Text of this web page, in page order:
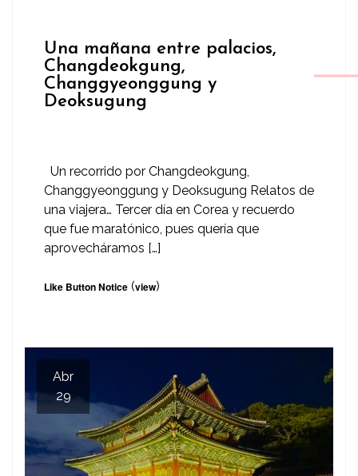
Una mañana entre palacios,
Changdeokgung,
Changgyeonggung y
Deoksugung
Un recorrido por Changdeokgung,
Changgyeonggung y Deoksugung Relatos de
una viajera… Tercer día en Corea y recuerdo
que fue maratónico, pues quería que
aprovecháramos […]
Like Button Notice (view)
Abr
29